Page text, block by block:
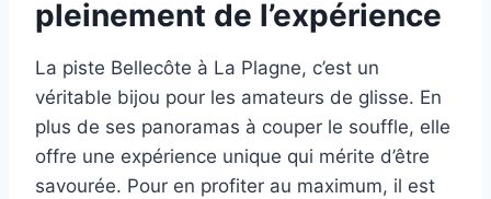
pleinement de l’expérience
La piste Bellecôte à La Plagne, c’est un
véritable bijou pour les amateurs de glisse. En
plus de ses panoramas à couper le souffle, elle
offre une expérience unique qui mérite d’être
savourée. Pour en profiter au maximum, il est